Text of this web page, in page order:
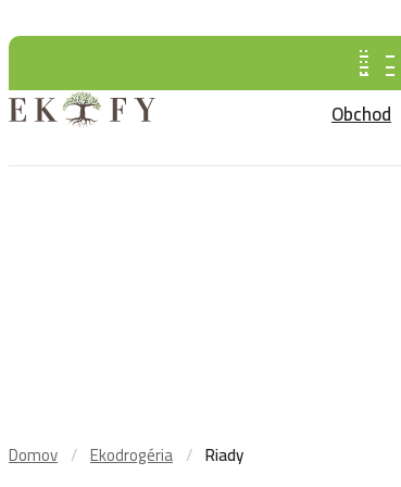
info@ekofy.sk +421 904 260 591
Obchod
Domov Ekodrogéria Riady